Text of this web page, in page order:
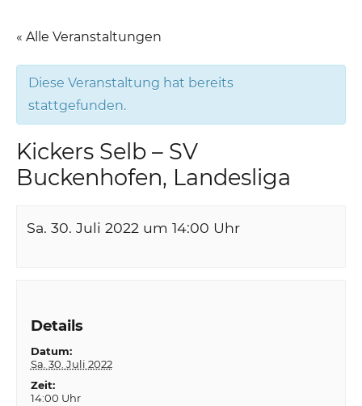
« Alle Veranstaltungen
Diese Veranstaltung hat bereits
stattgefunden.
Kickers Selb – SV
Buckenhofen, Landesliga
Sa. 30. Juli 2022 um 14:00 Uhr
Details
Datum:
Sa. 30. Juli 2022
Zeit:
14:00 Uhr